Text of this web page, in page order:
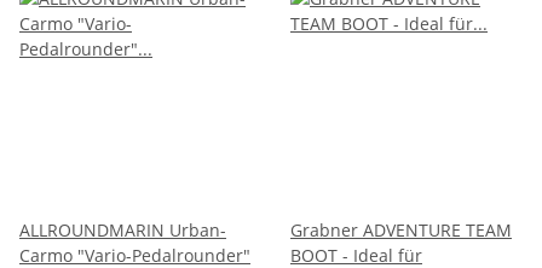
ALLROUNDMARIN Urban-
Carmo "Vario-Pedalrounder"
Grabner ADVENTURE TEAM
BOOT - Ideal für